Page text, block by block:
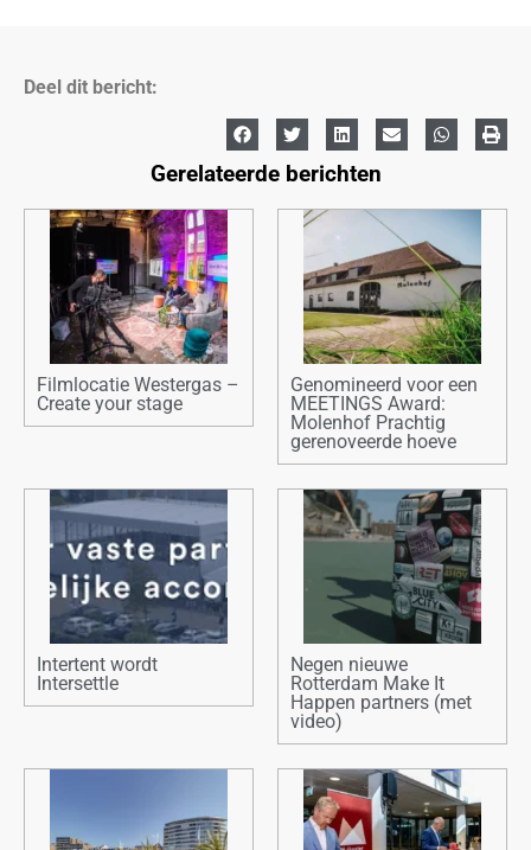
Deel dit bericht:
Gerelateerde berichten
Filmlocatie Westergas –
Create your stage
Genomineerd voor een
MEETINGS Award:
Molenhof Prachtig
gerenoveerde hoeve
Intertent wordt
Intersettle
Negen nieuwe
Rotterdam Make It
Happen partners (met
video)